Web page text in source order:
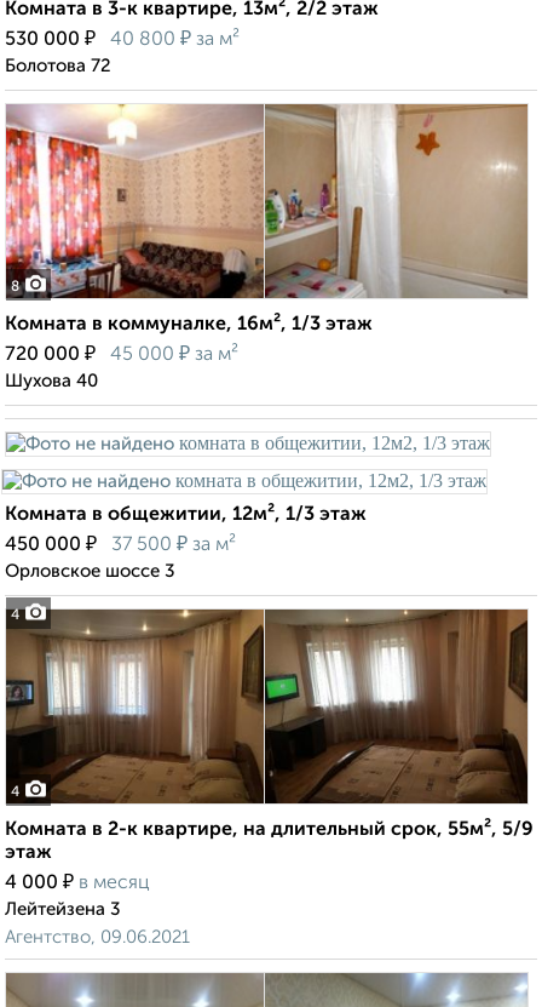
Комната в 3-к квартире, 13м², 2/2 этаж
530 000 ₽ 40 800 ₽ за м²
Болотова 72
8
Комната в коммуналке, 16м², 1/3 этаж
720 000 ₽ 45 000 ₽ за м²
Шухова 40
4
Комната в общежитии, 12м², 1/3 этаж
450 000 ₽ 37 500 ₽ за м²
Орловское шоссе 3
4
Комната в 2-к квартире, на длительный срок, 55м², 5/9
этаж
4 000 ₽ в месяц
Лейтейзена 3
Агентство, 09.06.2021